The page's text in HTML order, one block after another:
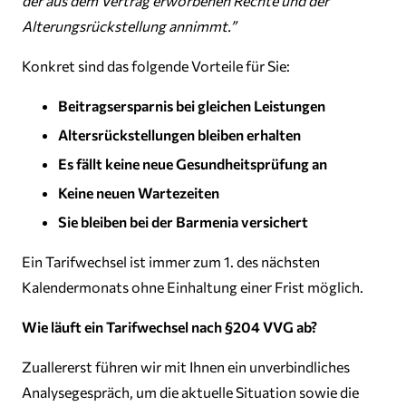
Alterungsrückstellung annimmt.”
Konkret sind das folgende Vorteile für Sie:
Beitragsersparnis bei gleichen Leistungen
Altersrückstellungen bleiben erhalten
Es fällt keine neue Gesundheitsprüfung an
Keine neuen Wartezeiten
Sie bleiben bei der Barmenia versichert
Ein Tarifwechsel ist immer zum 1. des nächsten
Kalendermonats ohne Einhaltung einer Frist möglich.
Wie läuft ein Tarifwechsel nach §204 VVG ab?
Zuallererst führen wir mit Ihnen ein unverbindliches
Analysegespräch, um die aktuelle Situation sowie die